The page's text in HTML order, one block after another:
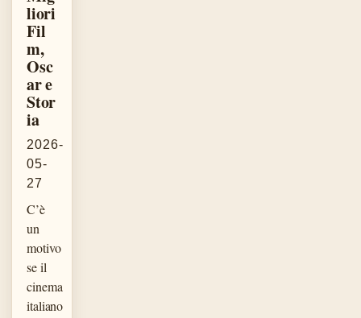
liori
Fil
m,
Osc
ar e
Stor
ia
2026-
05-
27
C’è
un
motivo
se il
cinema
italiano